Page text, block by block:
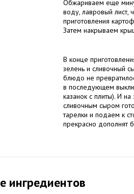
Обжариваем еще
воду, лавровый лист,
приготовления
Затем накрываем
В конце
зелень и сливочный
блюдо не
в последующем
казанок с плиты). И
сливочным сыром
тарелки и подаем к
прекрасно дополнят
ингредиентов